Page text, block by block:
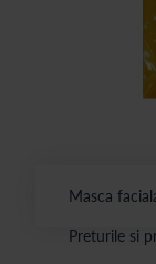
Masca
Preturile si